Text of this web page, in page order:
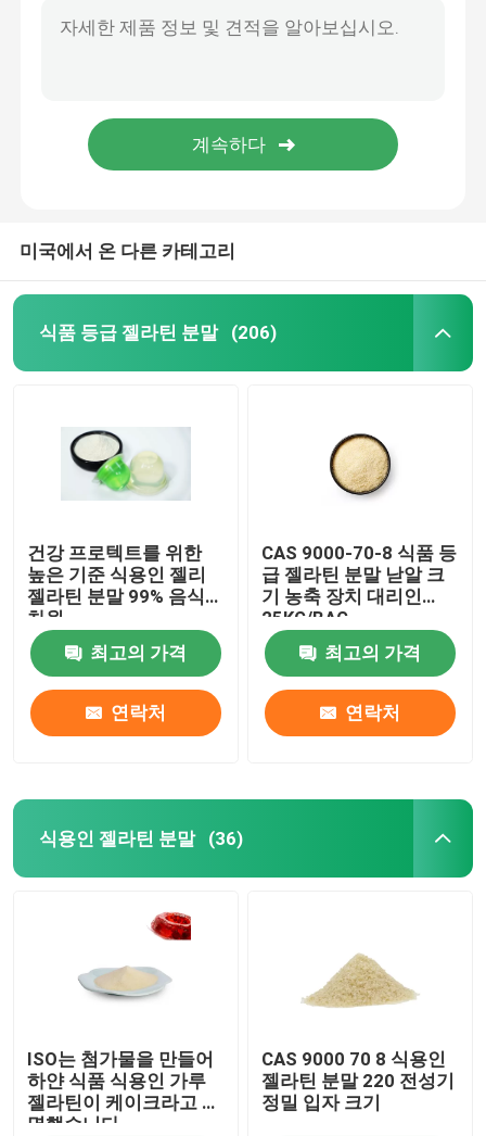
미국에서 온 다른 카테고리
식품 등급 젤라틴 분말 (206)
건강 프로텍트를 위한
높은 기준 식용인 젤리
젤라틴 분말 99% 음식
차원
최고의 가격
연락처
CAS 9000-70-8 식품 등
급 젤라틴 분말 낟알 크
기 농축 장치 대리인
25KG/BAG
최고의 가격
연락처
식용인 젤라틴 분말 (36)
ISO는 첨가물을 만들어
하얀 식품 식용인 가루
젤라틴이 케이크라고 증
명했습니다
CAS 9000 70 8 식용인
젤라틴 분말 220 전성기
정밀 입자 크기